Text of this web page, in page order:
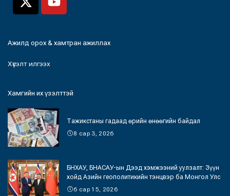
Ажилд орох & хамтран ажиллах
Хүсэлт илгээх
Хамгийн их үзэлттэй
Тажикстаны гадаад өрийн өнөөгийн байдал
8 сар 3, 2026
БНХАУ, БНАСАУ-ын Дээд хэмжээний уулзалт: Зүүн
хойд Азийн геополитикийн тэнцвэр ба Монгол Улс
6 сар 15, 2026